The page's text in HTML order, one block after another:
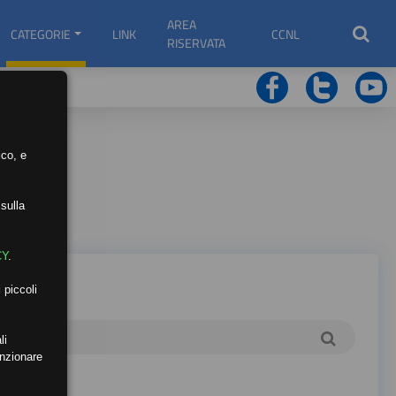
CATEGORIE LINK
AREA
RISERVATA
CCNL
e
.
piccoli